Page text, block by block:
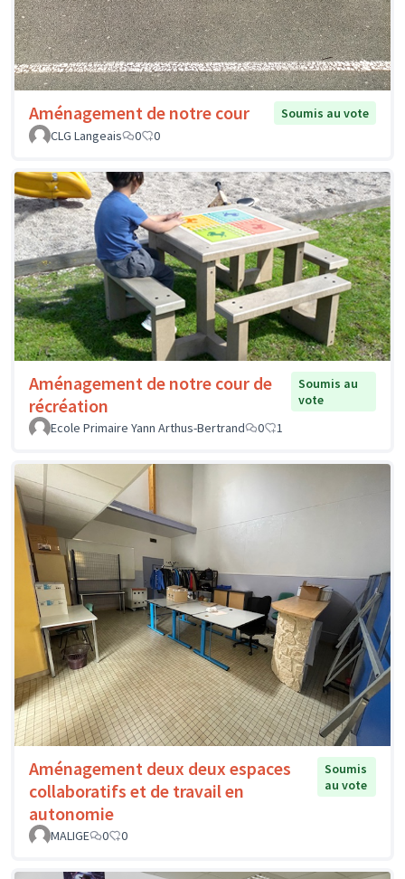
Aménagement de notre cour
Soumis au vote
CLG Langeais
0 0
Aménagement de notre cour de
récréation
Soumis au
vote
Ecole Primaire Yann Arthus-Bertrand
0 1
Aménagement deux deux espaces
collaboratifs et de travail en
autonomie
Soumis
au vote
MALIGE 0 0